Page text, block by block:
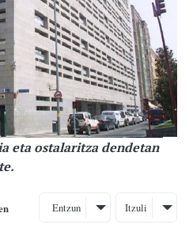
eta ostalaritza dendetan
Entzun Itzuli